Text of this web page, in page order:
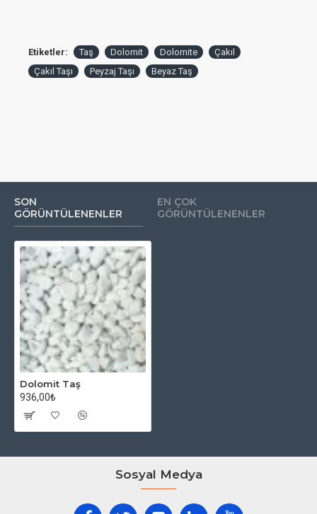
Etiketler: Taş Dolomit Dolomite
Çakıl
Çakıl Taşı
Peyzaj Taşı Beyaz Taş
SON
GÖRÜNTÜLENENLER
EN ÇOK
GÖRÜNTÜLENENLER
Dolomit Taş
936,00₺
Sosyal Medya